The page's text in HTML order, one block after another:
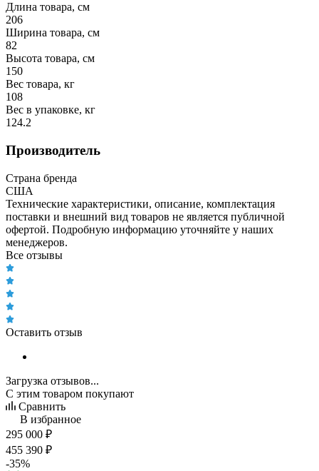
Длина товара, см
206
Ширина товара, см
82
Высота товара, см
150
Вес товара, кг
108
Вес в упаковке, кг
124.2
Производитель
Страна бренда
США
Технические характеристики, описание, комплектация
поставки и внешний вид товаров не является публичной
офертой. Подробную информацию уточняйте у наших
менеджеров.
Все отзывы
Оставить отзыв
Загрузка отзывов...
С этим товаром покупают
Сравнить
В избранное
295 000 ₽
455 390 ₽
-35%